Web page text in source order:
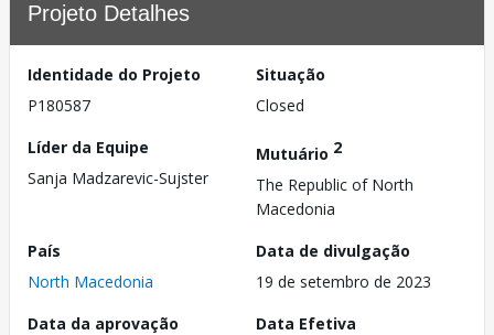
Projeto Detalhes
Identidade do Projeto
P180587
Situação
Closed
Líder da Equipe
Sanja Madzarevic-Sujster
Mutuário 2
The Republic of North
Macedonia
País
North Macedonia
Data de divulgação
19 de setembro de 2023
Data da aprovação
Data Efetiva